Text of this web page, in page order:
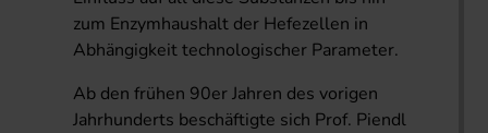
zum Enzymhaushalt der Hefezellen in
Abhängigkeit technologischer Parameter.
Ab den frühen 90er Jahren des vorigen
Jahrhunderts beschäftigte sich Prof. Piendl